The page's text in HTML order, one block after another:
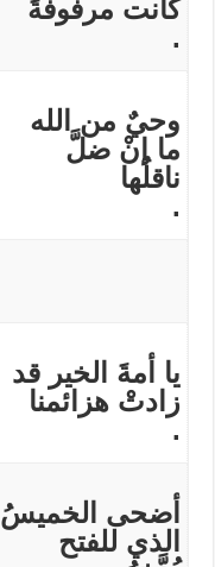
كانت مرفوفةً
.
وحيٌ من الله
ما إنْ ضلَّ
ناقلُها
.
يا أمةَ الخير قد
زادتْ هزائمنا
.
أضحى الخميسُ
الذي للفتح